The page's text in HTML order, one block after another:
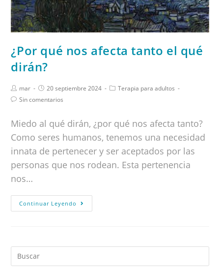
¿Por qué nos afecta tanto el qué
dirán?
mar 20 septiembre 2024
Terapia para adultos
Sin comentarios
Miedo al qué dirán, ¿por qué nos afecta tanto?
Como seres humanos, tenemos una necesidad
innata de pertenecer y ser aceptados por las
personas que nos rodean. Esta pertenencia
nos…
Continuar Leyendo